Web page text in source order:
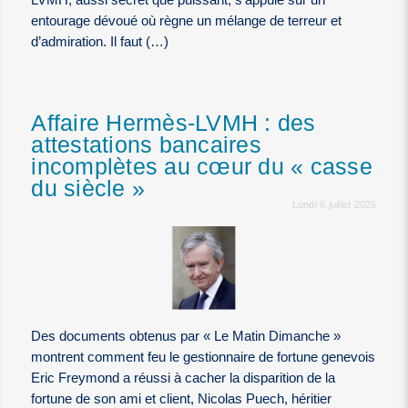
entourage dévoué où règne un mélange de terreur et
d’admiration. Il faut (…)
Affaire Hermès-LVMH : des
attestations bancaires
incomplètes au cœur du « casse
du siècle »
Lundi 6 juillet 2026
Des documents obtenus par « Le Matin Dimanche »
montrent comment feu le gestionnaire de fortune genevois
Eric Freymond a réussi à cacher la disparition de la
fortune de son ami et client, Nicolas Puech, héritier